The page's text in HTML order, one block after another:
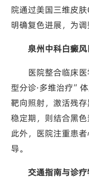
院通过美国三维皮
明确复色进展，为调
泉州中科白癜
医院整合临床
型分诊·多维治疗”
靶向照射，激活残
稳定期，则结合黑
此外，医院注重患
导。
交通指南与诊